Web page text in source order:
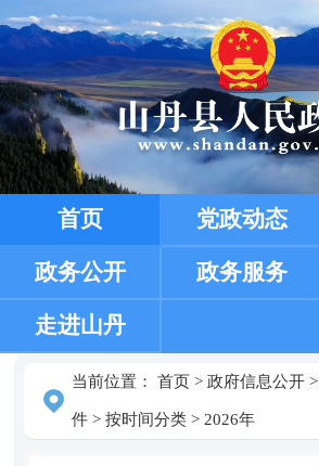
首页 党政动态
政务公开 政务服务
走进山丹
当前位置： 首页> 政府信息公开>
件> 按时间分类> 2026年